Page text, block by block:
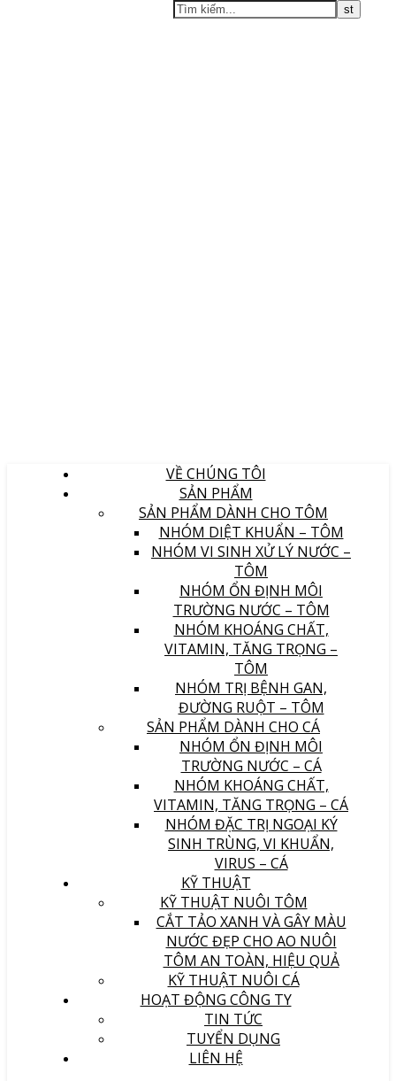
VỀ CHÚNG TÔI
SẢN PHẨM
SẢN PHẨM DÀNH CHO TÔM
NHÓM DIỆT KHUẨN – TÔM
NHÓM VI SINH XỬ LÝ NƯỚC –
TÔM
NHÓM ỔN ĐỊNH MÔI
TRƯỜNG NƯỚC – TÔM
NHÓM KHOÁNG CHẤT,
VITAMIN, TĂNG TRỌNG –
TÔM
NHÓM TRỊ BỆNH GAN,
ĐƯỜNG RUỘT – TÔM
SẢN PHẨM DÀNH CHO CÁ
NHÓM ỔN ĐỊNH MÔI
TRƯỜNG NƯỚC – CÁ
NHÓM KHOÁNG CHẤT,
VITAMIN, TĂNG TRỌNG – CÁ
NHÓM ĐẶC TRỊ NGOẠI KÝ
SINH TRÙNG, VI KHUẨN,
VIRUS – CÁ
KỸ THUẬT
KỸ THUẬT NUÔI TÔM
CẮT TẢO XANH VÀ GÂY MÀU
NƯỚC ĐẸP CHO AO NUÔI
TÔM AN TOÀN, HIỆU QUẢ
KỸ THUẬT NUÔI CÁ
HOẠT ĐỘNG CÔNG TY
TIN TỨC
TUYỂN DỤNG
LIÊN HỆ